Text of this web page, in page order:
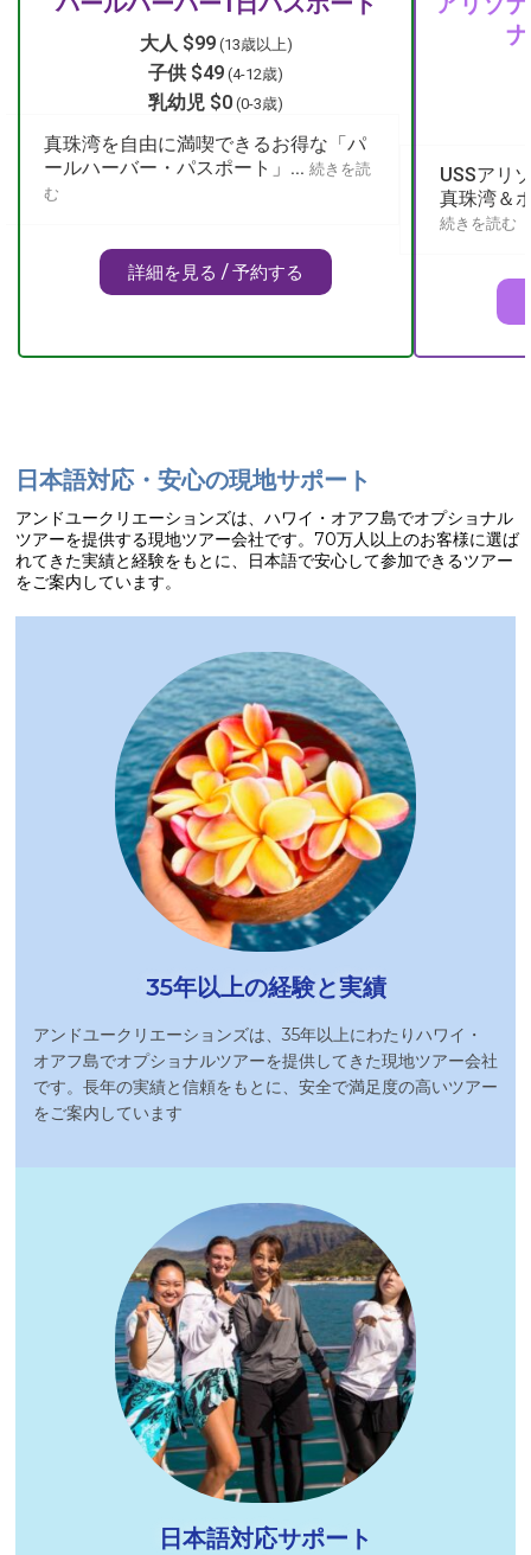
大人 $99(13歳以上)
子供 $49 (4-12歳)
乳幼児 $0 (0-3歳)
真珠湾を自由に満喫できるお得な「パ
ールハーバー・パスポート」... 続きを読
む
詳細を見る / 予約する
USSアリ
真珠湾＆
続きを読む
日本語対応・安心の現地サポート
アンドユークリエーションズは、ハワイ・オアフ島でオプショナル
ツアーを提供する現地ツアー会社です。70万人以上のお客様に選ば
れてきた実績と経験をもとに、日本語で安心して参加できるツアー
をご案内しています。
35年以上の経験と実績
アンドユークリエーションズは、35年以上にわたりハワイ・
オアフ島でオプショナルツアーを提供してきた現地ツアー会社
です。長年の実績と信頼をもとに、安全で満足度の高いツアー
をご案内しています
日本語対応サポート